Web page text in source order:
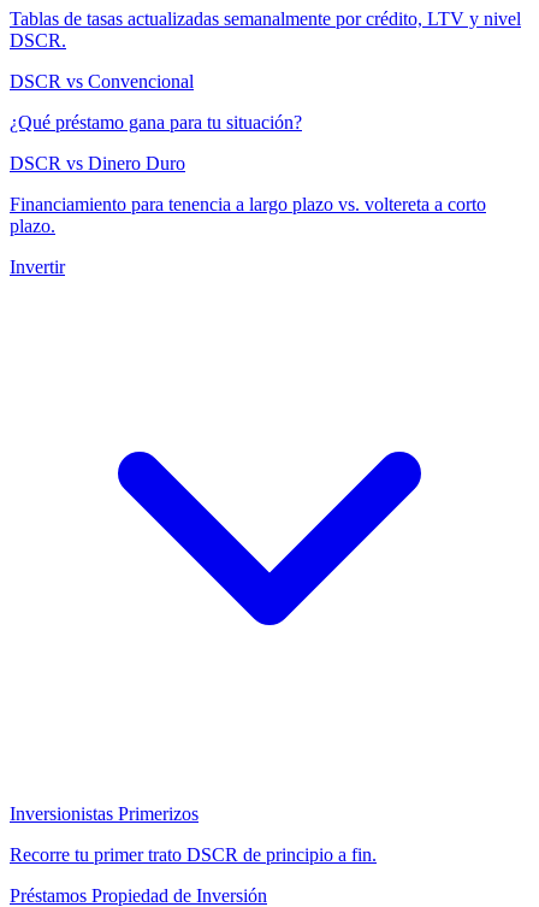
Tablas de tasas actualizadas semanalmente por crédito, LTV y nivel
DSCR.
DSCR vs Convencional
¿Qué préstamo gana para tu situación?
DSCR vs Dinero Duro
Financiamiento para tenencia a largo plazo vs. voltereta a corto
plazo.
Invertir
Inversionistas Primerizos
Recorre tu primer trato DSCR de principio a fin.
Préstamos Propiedad de Inversión